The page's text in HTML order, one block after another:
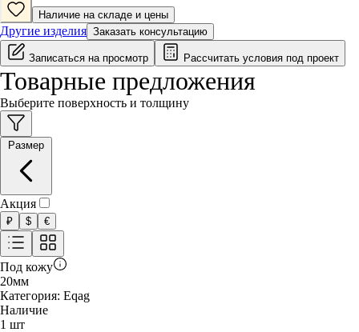
Наличие на складе и цены
Другие изделия Заказать консультацию
Записаться на просмотр Рассчитать условия под проект
Товарные предложения
Выберите поверхность и толщину
Акция
₽ $ €
Под кожу
20мм
Категория: Eqag
Наличие
1 шт